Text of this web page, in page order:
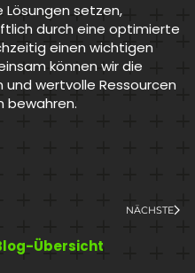
Lösungen setzen,
durch eine optimierte
einen wichtigen
können wir die
wertvolle Ressourcen
bewahren.
NÄCHSTE
Übersicht